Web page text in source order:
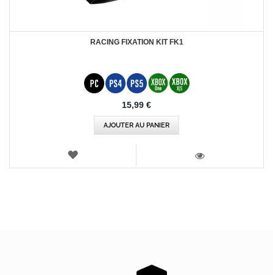
RACING FIXATION KIT FK1
15,99 €
AJOUTER AU PANIER
AJOUTER